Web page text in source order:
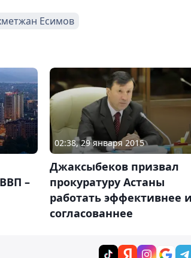
Есимов
–
02:38, 29 января 2015
Джаксыбеков призвал
прокуратуру Астаны
работать эффективнее
согласованнее